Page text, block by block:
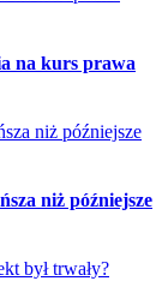
na kurs prawa
niż późniejsze